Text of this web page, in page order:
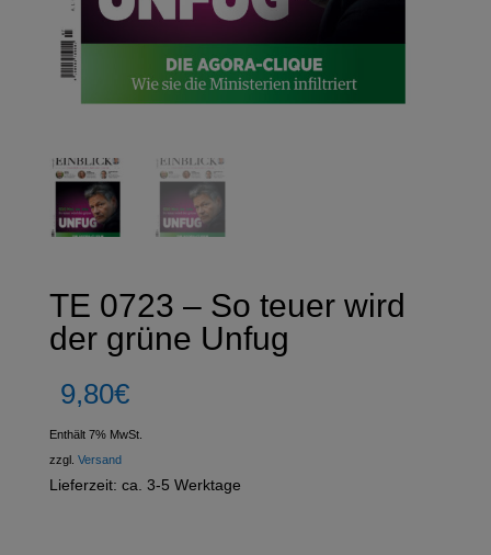
TE 0723 – So teuer wird
der grüne Unfug
9,80€
Enthält 7% MwSt.
zzgl. Versand
Lieferzeit: ca. 3-5 Werktage